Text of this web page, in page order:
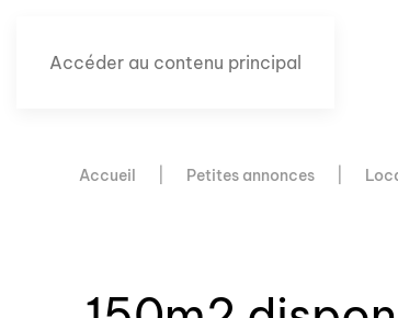
Accéder au contenu principal
Accueil Petites annonces